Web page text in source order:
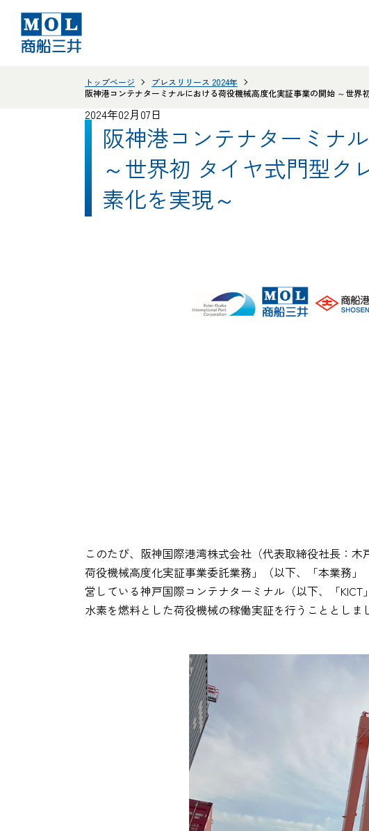
トップページ
プレスリリース 2024年
阪神港コンテナターミナルにおける荷役機械高度化実証事業の開始 ～世
2024年02月07日
阪神港コンテナターミナ
～世界初 タイヤ式門型ク
素化を実現～
このたび、阪神国際港湾株式会社（代表取締役社長：
荷役機械高度化実証事業委託業務」（以下、「本業務
営している神戸国際コンテナターミナル（以下、「
水素を燃料とした荷役機械の稼働実証を行うこととしま